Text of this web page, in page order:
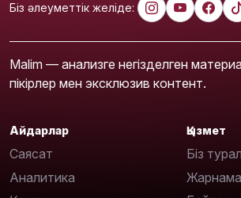
Біз әлеуметтік желіде:
Malim — анализге негізделген
пікірлер мен эксклюзив контент.
Айдарлар
Саясат
Аналитика
Қызмет
Біз
Жарнама